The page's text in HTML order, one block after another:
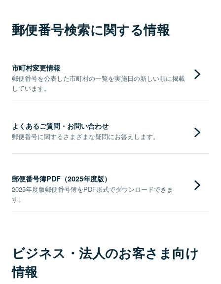
郵便番号検索に関する情報
市町村変更情報
郵便番号を公表した市町村の一覧を実施日の新しい順に掲載
しています。
よくあるご質問・お問い合わせ
郵便番号に関するさまざまな疑問にお答えします。
郵便番号簿PDF（2025年度版）
2025年度版郵便番号簿をPDF形式でダウンロードできま
す。
ビジネス・法人のお客さま向け
情報